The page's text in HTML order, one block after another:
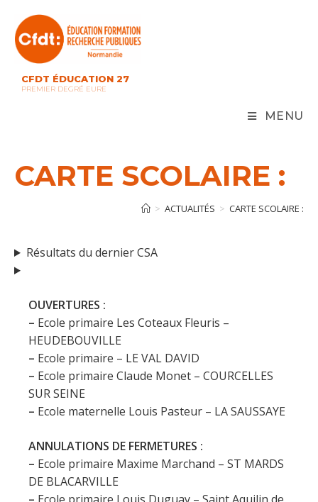
content
CFDT ÉDUCATION 27
PREMIER DEGRÉ EURE
MENU
CARTE SCOLAIRE :
> ACTUALITÉS > CARTE SCOLAIRE :
Résultats du dernier CSA
OUVERTURES :
– Ecole primaire Les Coteaux Fleuris –
HEUDEBOUVILLE
– Ecole primaire – LE VAL DAVID
– Ecole primaire Claude Monet – COURCELLES
SUR SEINE
– Ecole maternelle Louis Pasteur – LA SAUSSAYE
ANNULATIONS DE FERMETURES :
– Ecole primaire Maxime Marchand – ST MARDS
DE BLACARVILLE